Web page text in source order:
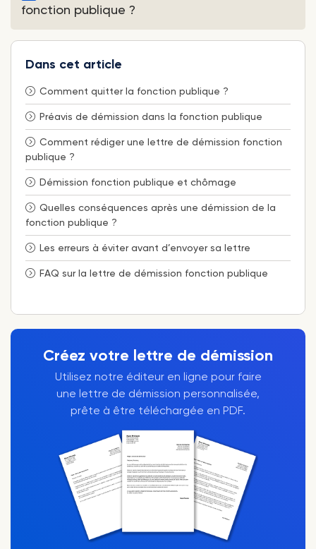
Dans cet article
Comment quitter la fonction publique ?
Préavis de démission dans la fonction publique
Comment rédiger une lettre de démission fonction
publique ?
Démission fonction publique et chômage
Quelles conséquences après une démission de la
fonction publique ?
Les erreurs à éviter avant d’envoyer sa lettre
FAQ sur la lettre de démission fonction publique
Créez votre lettre de démission
Utilisez notre éditeur en ligne pour faire
une lettre de démission personnalisée,
prête à être téléchargée en PDF.
département ou une région. Le courrier doit
exprimer clairement votre volonté de quitter
définitivement vos fonctions.
fonction publique ?
Une fois acceptée, la démission devient en principe
décision, il faut agir rapidement et contacter votre
administration avant la prise d’effet de la
démission.